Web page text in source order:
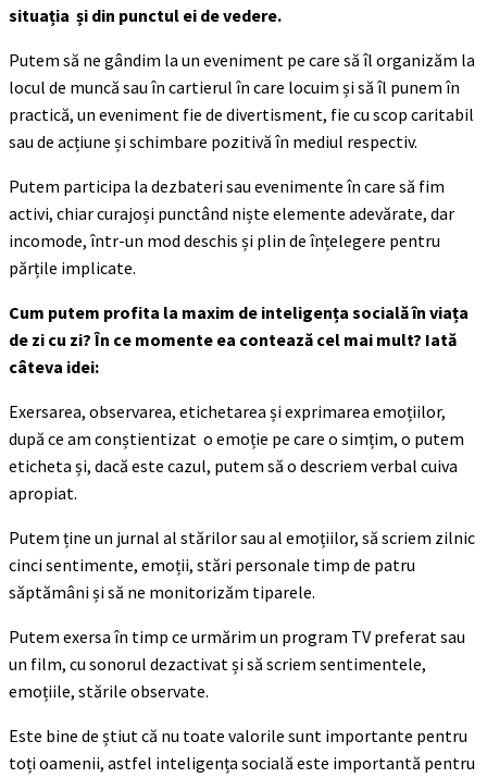
situația și din punctul ei de vedere.
Putem să ne gândim la un eveniment pe care să îl organizăm la
locul de muncă sau în cartierul în care locuim și să îl punem în
practică, un eveniment fie de divertisment, fie cu scop caritabil
sau de acțiune și schimbare pozitivă în mediul respectiv.
Putem participa la dezbateri sau evenimente în care să fim
activi, chiar curajoși punctând niște elemente adevărate, dar
incomode, într-un mod deschis și plin de înțelegere pentru
părțile implicate.
Cum putem profita la maxim de inteligența socială în viața
de zi cu zi? În ce momente ea contează cel mai mult? Iată
câteva idei:
Exersarea, observarea, etichetarea și exprimarea emoțiilor,
după ce am conștientizat o emoție pe care o simțim, o putem
eticheta și, dacă este cazul, putem să o descriem verbal cuiva
apropiat.
Putem ține un jurnal al stărilor sau al emoțiilor, să scriem zilnic
cinci sentimente, emoții, stări personale timp de patru
săptămâni și să ne monitorizăm tiparele.
Putem exersa în timp ce urmărim un program TV preferat sau
un film, cu sonorul dezactivat și să scriem sentimentele,
emoțiile, stările observate.
Este bine de știut că nu toate valorile sunt importante pentru
toți oamenii, astfel inteligența socială este importantă pentru